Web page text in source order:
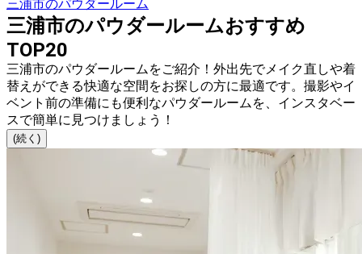
三浦市のパウダールーム
三浦市のパウダールームおすすめ
TOP20
三浦市のパウダールームをご紹介！外出先でメイク直しや着
替えができる快適な空間をお探しの方に最適です。撮影やイ
ベント前の準備にも便利なパウダールームを、インスタベー
スで簡単に見つけましょう！
(続く)